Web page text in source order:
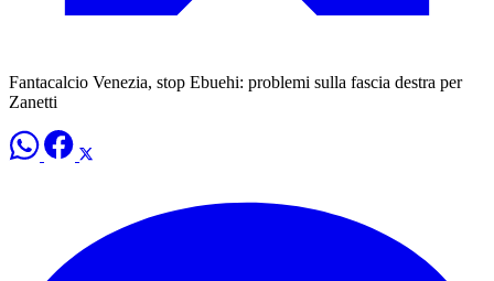
Fantacalcio Venezia, stop Ebuehi: problemi sulla fascia destra per
Zanetti